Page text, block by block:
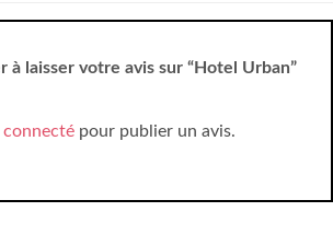
à laisser votre avis sur “Hotel Urban”
connecté pour publier un avis.